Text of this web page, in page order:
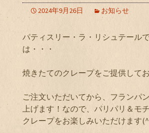
2024年9月26日 お知らせ
パティスリー・ラ・リシュテール
は・・・
焼きたてのクレープをご提供してお
ご注文いただいてから、フランパ
上げます！なので、パリパリ＆モ
クレープをお楽しみいただけます